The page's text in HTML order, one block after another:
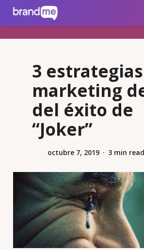
brandme.la
3
marketing
del éxito de
“Joker”
octubre 7, 2019 3 min read